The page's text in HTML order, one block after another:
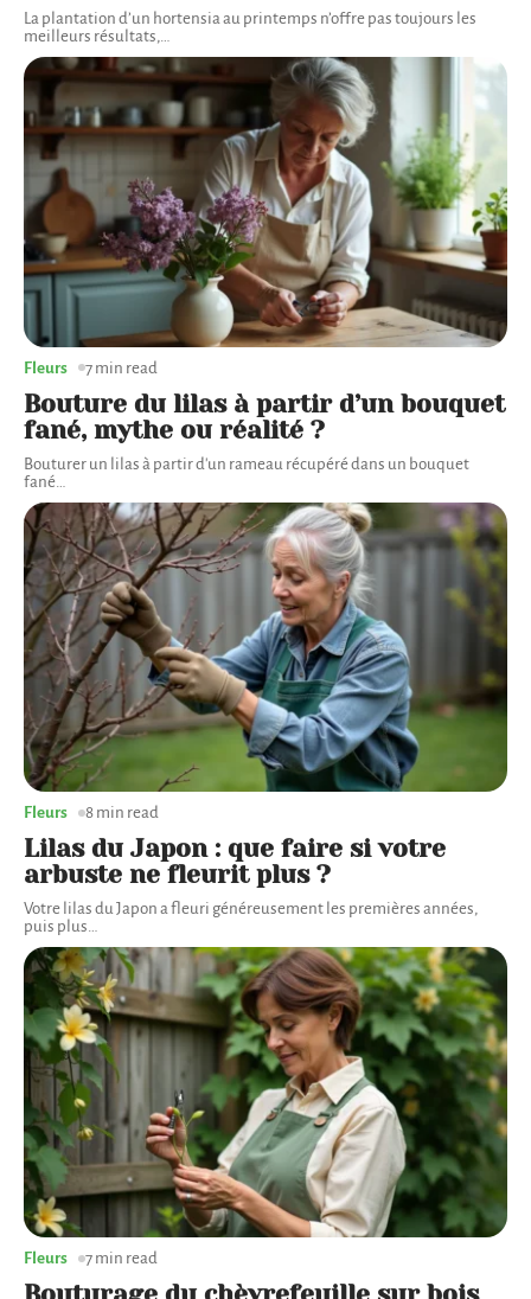
La plantation d’un hortensia au printemps n’offre pas toujours les
meilleurs résultats,
Bouture du lilas à partir d’un bouquet
fané, mythe ou réalité ?
Bouturer un lilas à partir d'un rameau récupéré dans un bouquet
fané
Fleurs 7 min read
Lilas du Japon : que faire si votre
arbuste ne fleurit plus ?
Votre lilas du Japon a fleuri généreusement les premières années,
puis plus…
Fleurs 8 min read
Fleurs 7 min read